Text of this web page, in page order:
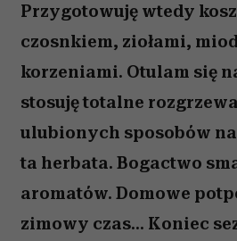
Przygotowuję wtedy
czosnkiem, ziołami,
korzeniami. Otulam się
stosuję totalne
ulubionych sposobów
ta herbata. Bogactwo
aromatów. Domowe
zimowy czas... Koniec